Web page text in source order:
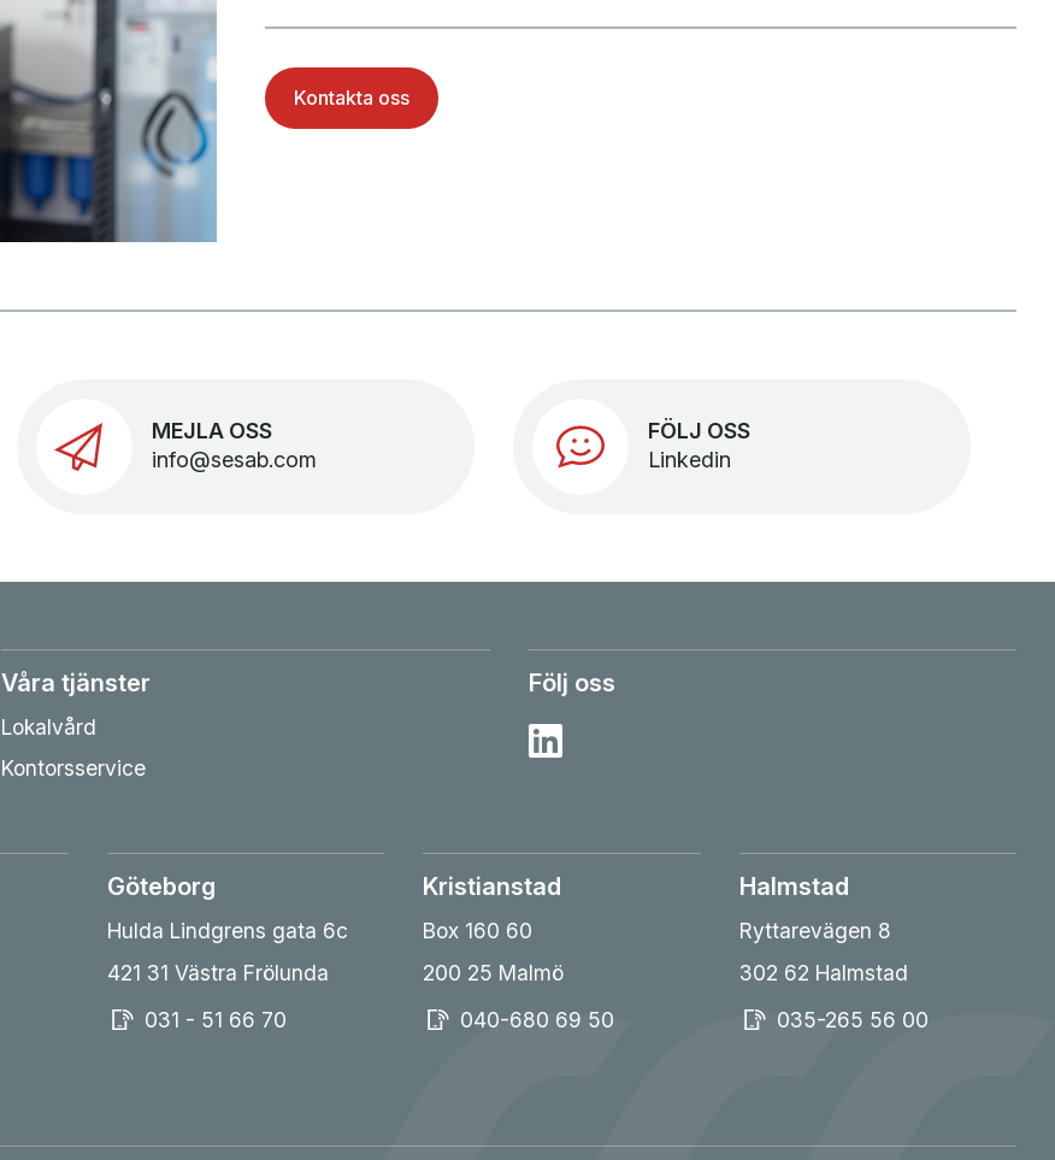
Kontakta oss
MEJLA OSS
info@sesab.com
FÖLJ OSS
Linkedin
Våra tjänster
Lokalvård
Kontorsservice
Följ oss
Göteborg
Hulda Lindgrens gata 6c
421 31 Västra Frölunda
031 - 51 66 70
Kristianstad
Box 160 60
200 25 Malmö
040-680 69 50
Halmstad
Ryttarevägen 8
302 62 Halmstad
035-265 56 00